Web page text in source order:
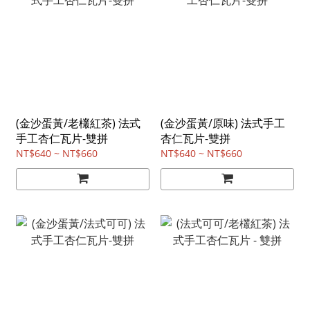
(金沙蛋黃/老欉紅茶) 法式
手工杏仁瓦片-雙拼
NT$640 ~ NT$660
(金沙蛋黃/原味) 法式手工
杏仁瓦片-雙拼
NT$640 ~ NT$660